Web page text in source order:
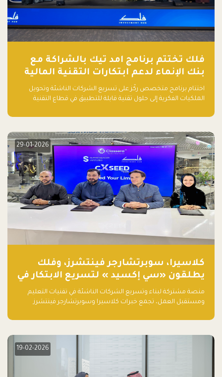
فلك تختتم برنامج امد تيك بالشراكة مع
بنك الإنماء لدعم ابتكارات التقنية المالية
اختتام برنامج متخصص ركّز على تسريع الشركات الناشئة وتحويل
الملكيات الفكرية إلى حلول تقنية قابلة للتطبيق في قطاع التقنية
29-01-2026
كلاسيرا، سوبرتشارجر فينتشرز، وفلك
يطلقون «سي إكسيد » لتسريع الابتكار في
تقنيات التعليم ومستقبل العمل
منصة مشتركة لبناء وتسريع الشركات الناشئة في تقنيات التعليم
ومستقبل العمل، تجمع خبرات كلاسيرا وسوبرتشارجر فينتشرز
العالمية.
19-02-2026